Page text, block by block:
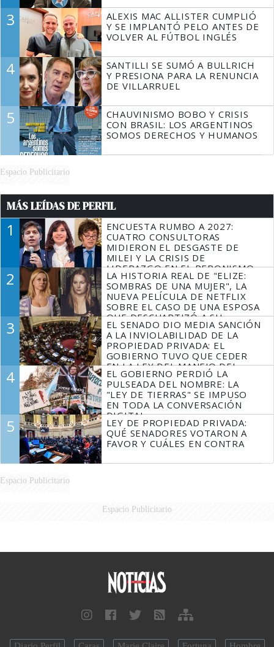
3
ALEXIS MAC ALLISTER CUMPLIÓ
Y SE IMPLANTÓ PELO ANTES DE
VOLVER AL FÚTBOL INGLÉS
4
SANTILLI SE SUMÓ A BULLRICH
Y PRESIONA PARA LA RENUNCIA
DE VILLARRUEL
5
CHAUVINISMO BOBO Y CRISIS
CON BRASIL: LOS ARGENTINOS
SOMOS DERECHOS Y HUMANOS
Espacio Publicitario
MÁS LEÍDAS DE PERFIL
1
ENCUESTA RUMBO A 2027:
CUATRO CONSULTORAS
MIDIERON EL DESGASTE DE
MILEI Y LA CRISIS DE
LIDERAZGO EN EL PERONISMO
2
LA HISTORIA REAL DE "ELIZE:
SOMBRAS DE UNA MUJER", LA
NUEVA PELÍCULA DE NETFLIX
SOBRE EL CASO DE UNA ESPOSA
QUE DESCUARTIZÓ A SU
MARIDO
3
EL SENADO DIO MEDIA SANCIÓN
A LA INVIOLABILIDAD DE LA
PROPIEDAD PRIVADA: EL
GOBIERNO TUVO QUE CEDER
EN LA LEY DEL MANEJO DEL
FUEGO
4
EL GOBIERNO PERDIÓ LA
PULSEADA DEL NOMBRE: LA
"LEY DE TIERRAS" SE IMPUSO
EN TODA LA CONVERSACIÓN
DIGITAL
5
LEY DE PROPIEDAD PRIVADA:
QUÉ SENADORES VOTARON A
FAVOR Y CUÁLES EN CONTRA
Espacio Publicitario
Espacio Publicitario